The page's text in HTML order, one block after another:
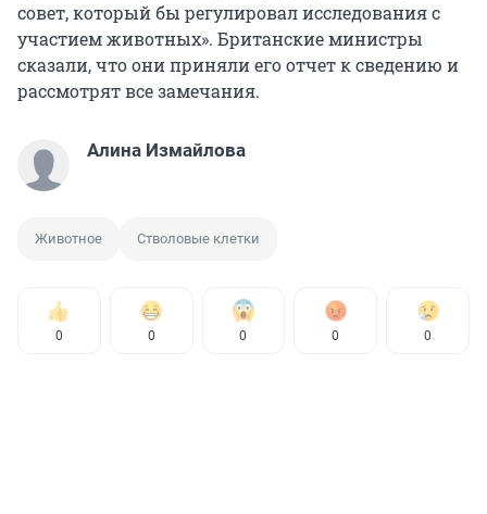
совет, который бы регулировал исследования с
участием животных». Британские министры
сказали, что они приняли его отчет к сведению и
рассмотрят все замечания.
Алина Измайлова
Животное Стволовые клетки
0 0 0 0 0